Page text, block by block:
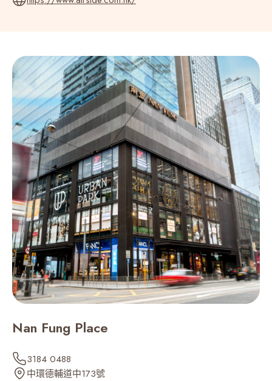
Solomon Islands (677)
Somalia (Soomaaliya) (252)
South Africa (27)
South Korea (대한민국) (82)
South Sudan (‫جنوب السودان‬‎) (211)
Spain (España) (34)
Sri Lanka (ශ්‍රී ලංකාව) (94)
Sudan (‫السودان‬‎) (249)
Suriname (597)
Svalbard and Jan Mayen (47)
Nan Fung Place
3184 0488
中環德輔道中173號